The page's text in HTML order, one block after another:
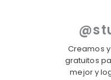
Creamos
gratuitos
mejor y